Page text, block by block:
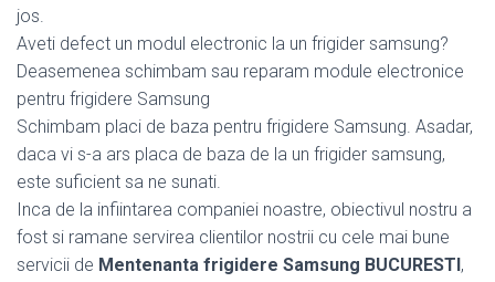
jos.
Aveti defect un modul electronic la un frigider samsung?
Deasemenea schimbam sau reparam module electronice
pentru frigidere Samsung
Schimbam placi de baza pentru frigidere Samsung. Asadar,
daca vi s-a ars placa de baza de la un frigider samsung,
este suficient sa ne sunati.
Inca de la infiintarea companiei noastre, obiectivul nostru a
fost si ramane servirea clientilor nostrii cu cele mai bune
servicii de Mentenanta frigidere Samsung BUCURESTI,